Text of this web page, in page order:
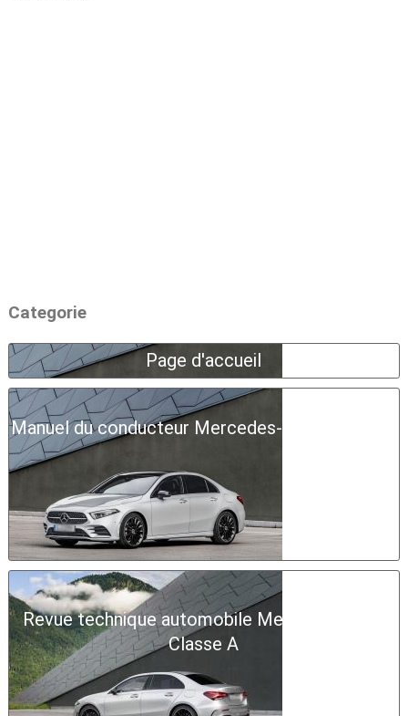
Categorie
Page d'accueil
Manuel du conducteur Mercedes-Benz Classe A
Revue technique automobile Mercedes-Benz
Classe A